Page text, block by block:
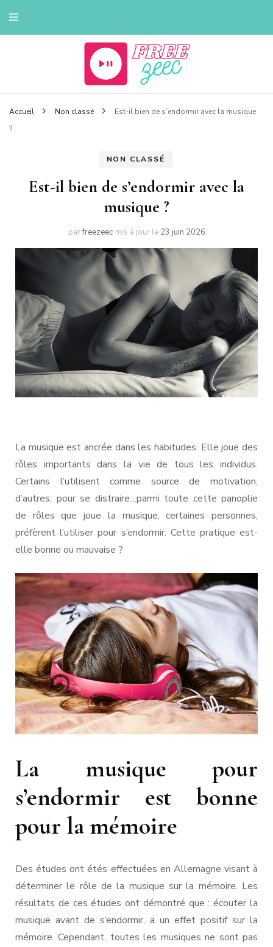
Freezeec
Accueil Non classé
Est-il bien de s’endormir avec la musique
?
NON CLASSÉ
Est-il bien de s’endormir avec la
musique ?
parfreezeec mis à jour le 23 juin 2026
La musique est ancrée dans les habitudes. Elle joue des
rôles importants dans la vie de tous les individus.
Certains l’utilisent comme source de motivation,
d’autres, pour se distraire…parmi toute cette panoplie
de rôles que joue la musique, certaines personnes,
préfèrent l’utiliser pour s’endormir. Cette pratique est-
elle bonne ou mauvaise ?
La musique pour
s’endormir est bonne
pour la mémoire
Des études ont étés effectuées en Allemagne visant à
déterminer le rôle de la musique sur la mémoire. Les
résultats de ces études ont démontré que : écouter la
musique avant de s’endormir, a un effet positif sur la
mémoire. Cependant, toutes les musiques ne sont pas